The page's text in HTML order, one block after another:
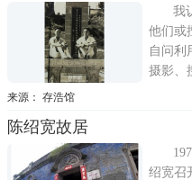
至福
1942年
我
他们或
自问利
摄影、
各种
值的
在各种
来源： 存浩馆
陈绍宽故居
绍宽召